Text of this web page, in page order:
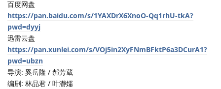
百度网盘
https://pan.baidu.com/s/1YAXDrX6XnoO-Qq1rhU-tkA?
pwd=dyyj
迅雷云盘
https://pan.xunlei.com/s/VOj5in2XyFNmBFktP6a3DCurA1?
pwd=ubzn
导演: 奚岳隆 / 郝芳葳
编剧: 林品君 / 叶瀞嬬